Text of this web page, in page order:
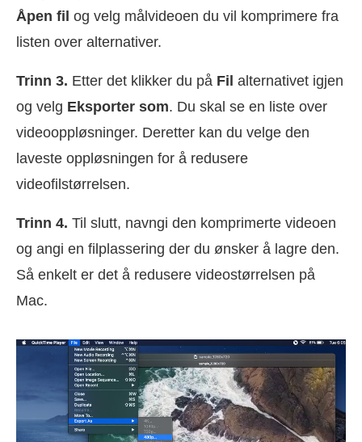
Åpen fil og velg målvideoen du vil komprimere fra
listen over alternativer.
Trinn 3. Etter det klikker du på Fil alternativet igjen
og velg Eksporter som. Du skal se en liste over
videooppløsninger. Deretter kan du velge den
laveste oppløsningen for å redusere
videofilstørrelsen.
Trinn 4. Til slutt, navngi den komprimerte videoen
og angi en filplassering der du ønsker å lagre den.
Så enkelt er det å redusere videostørrelsen på
Mac.